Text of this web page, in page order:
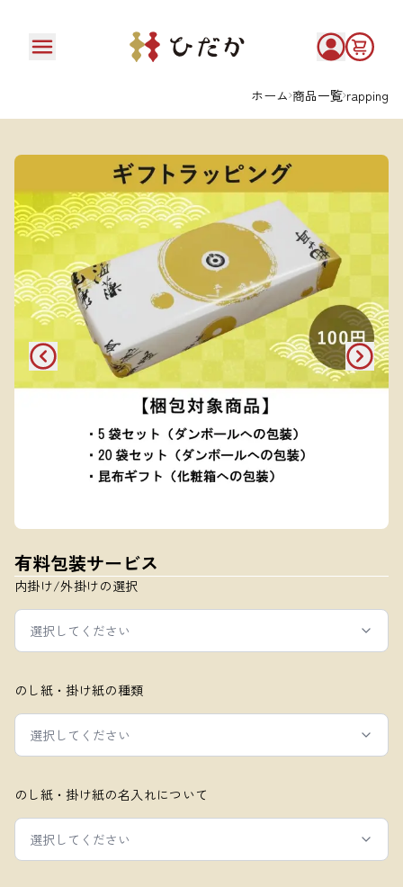
ホーム 商品一覧 rapping
有料包装サービス
内掛け/外掛けの選択
選択してください
のし紙・掛け紙の種類
選択してください
のし紙・掛け紙の名入れについて
選択してください